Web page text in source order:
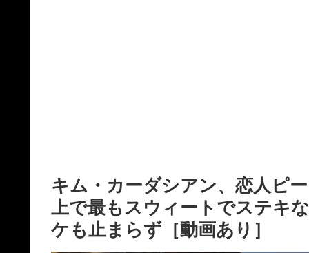
キム・カーダシアン、恋人ピ
上で最もスウィートでステキ
ケも止まらず［動画あり］